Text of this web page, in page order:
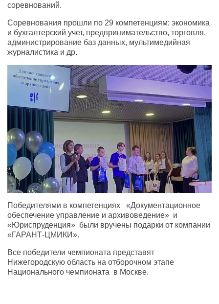
соревнований.
Соревнования прошли по 29 компетенциям: экономика
и бухгалтерский учет, предпринимательство, торговля,
администрирование баз данных, мультимедийная
журналистика и др.
Победителями в компетенциях «Документационное
обеспечение управление и архивоведение» и
«Юриспруденция» были вручены подарки от компании
«ГАРАНТ-ЦМИКИ».
Все победители чемпионата представят
Нижегородскую область на отборочном этапе
Национального чемпионата в Москве.